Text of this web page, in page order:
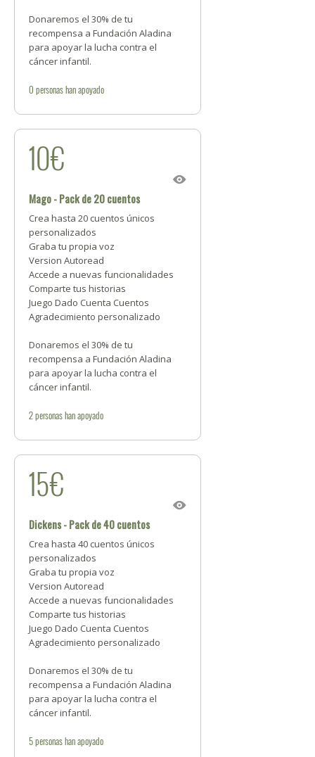
Donaremos el 30% de tu
recompensa a Fundación Aladina
para apoyar la lucha contra el
cáncer infantil.
0 personashan apoyado
10€
Mago - Pack de 20 cuentos
Crea hasta 20 cuentos únicos
personalizados
Graba tu propia voz
Version Autoread
Accede a nuevas funcionalidades
Comparte tus historias
Juego Dado Cuenta Cuentos
Agradecimiento personalizado
Donaremos el 30% de tu
recompensa a Fundación Aladina
para apoyar la lucha contra el
cáncer infantil.
2personashan apoyado
15€
Dickens - Pack de 40 cuentos
Crea hasta 40 cuentos únicos
personalizados
Graba tu propia voz
Version Autoread
Accede a nuevas funcionalidades
Comparte tus historias
Juego Dado Cuenta Cuentos
Agradecimiento personalizado
Donaremos el 30% de tu
recompensa a Fundación Aladina
para apoyar la lucha contra el
cáncer infantil.
5personashan apoyado